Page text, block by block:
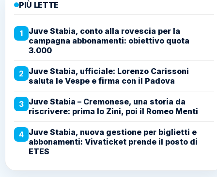
PIÙ LETTE
1
Juve Stabia, conto alla rovescia per la
campagna abbonamenti: obiettivo quota
3.000
2 Juve Stabia, ufficiale: Lorenzo Carissoni
saluta le Vespe e firma con il Padova
3 Juve Stabia – Cremonese, una storia da
riscrivere: prima lo Zini, poi il Romeo Menti
4 Juve Stabia, nuova gestione per biglietti e
abbonamenti: Vivaticket prende il posto di
ETES